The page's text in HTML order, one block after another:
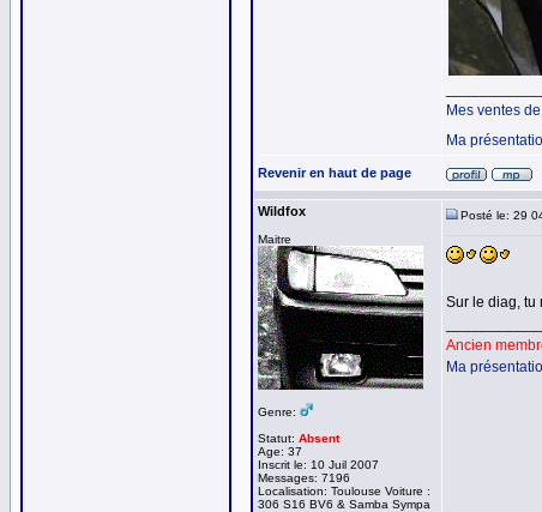
Mes ventes
Ma
Revenir en haut de page
Wildfox
Maitre
Genre:
Statut: Absent
Age: 37
Inscrit le: 10 Juil 2007
Messages: 7196
Localisation: Toulouse Voiture :
306 S16 BV6 & Samba Sympa
Posté le: 29
Sur le diag, tu
Ancien
Ma